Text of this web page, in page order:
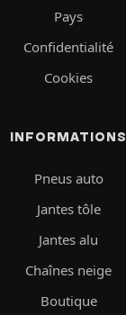
Pays
Confidentialité
Cookies
INFORMATIONS
Pneus auto
Jantes tôle
Jantes alu
Chaînes neige
Boutique